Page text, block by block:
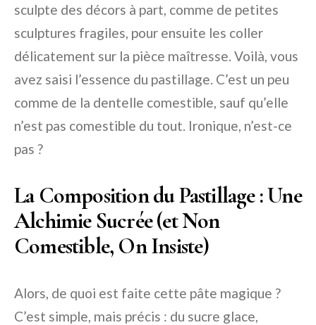
sculpte des décors à part, comme de petites
sculptures fragiles, pour ensuite les coller
délicatement sur la pièce maîtresse. Voilà, vous
avez saisi l’essence du pastillage. C’est un peu
comme de la dentelle comestible, sauf qu’elle
n’est pas comestible du tout. Ironique, n’est-ce
pas ?
La Composition du Pastillage : Une
Alchimie Sucrée (et Non
Comestible, On Insiste)
Alors, de quoi est faite cette pâte magique ?
C’est simple, mais précis : du sucre glace,